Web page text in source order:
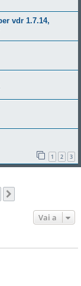
vdr 1.7.14,
1 2 3
Vai a